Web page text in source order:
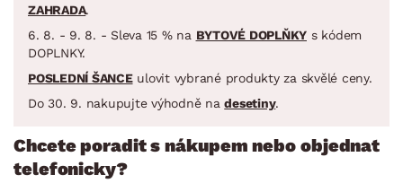
ZAHRADA.
6. 8. - 9. 8. - Sleva 15 % na BYTOVÉ DOPLŇKY s kódem
DOPLNKY.
POSLEDNÍ ŠANCEulovit vybrané produkty za skvělé ceny.
Do 30. 9. nakupujte výhodně nadesetiny.
Chcete poradit s nákupem nebo objednat
telefonicky?